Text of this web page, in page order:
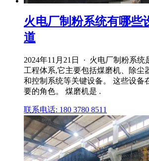
火电厂制粉系统有哪些
道
2024年11月21日 · 火电厂制粉系统
工程体系,它主要包括煤磨机、除尘
和控制系统等关键设备。 这些设备
要的角色。 煤磨机是 .
联系电话: 180 3780 8511